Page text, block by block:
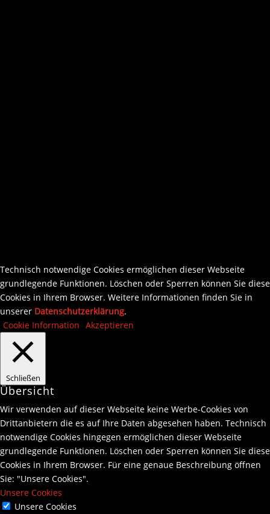
Technisch notwendige Cookies ermöglichen dieser Webseite
grundlegende Funktionen. Löschen oder Sperren können Sie diese
Cookies in Ihrem Browser. Weitere Informationen finden Sie in
unserer Datenschutzerklärung.
Cookie Information Akzeptieren
Schließen
Übersicht
Wir verwenden auf dieser Webseite keine Werbe-Cookies von
Drittanbietern die es auf Ihre Daten abgesehen haben. Technisch
notwendige Cookies hingegen ermöglichen dieser Webseite
grundlegende Funktionen. Löschen oder Sperren können Sie diese
Cookies in Ihrem Browser. Für eine genaue Beschreibung öffnen
Sie: "Unsere Cookies".
Unsere Cookies
Unsere Cookies